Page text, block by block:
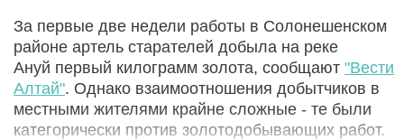
За первые две недели работы в Солонешенском
районе артель старателей добыла на реке
Ануй первый килограмм золота, сообщают "Вести
Алтай". Однако взаимоотношения добытчиков в
местными жителями крайне сложные - те были
категорически против золотодобывающих работ.